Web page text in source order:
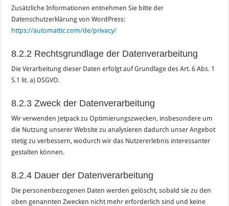
Zusätzliche Informationen entnehmen Sie bitte der
Datenschutzerklärung von WordPress:
https://automattic.com/de/privacy/
8.2.2 Rechtsgrundlage der Datenverarbeitung
Die Verarbeitung dieser Daten erfolgt auf Grundlage des Art. 6 Abs. 1
S.1 lit. a) DSGVO.
8.2.3 Zweck der Datenverarbeitung
Wir verwenden Jetpack zu Optimierungszwecken, insbesondere um
die Nutzung unserer Website zu analysieren dadurch unser Angebot
stetig zu verbessern, wodurch wir das Nutzererlebnis interessanter
gestalten können.
8.2.4 Dauer der Datenverarbeitung
Die personenbezogenen Daten werden gelöscht, sobald sie zu den
oben genannten Zwecken nicht mehr erforderlich sind und keine